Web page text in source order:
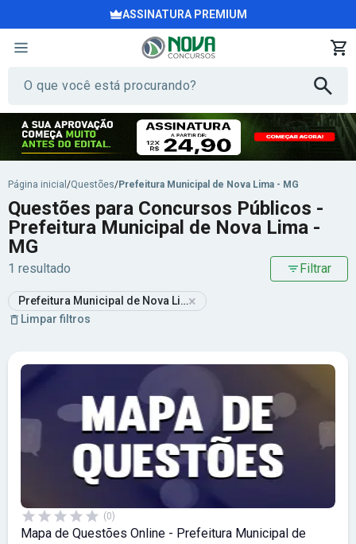
ASSINATURA PREMIUM
Página inicial /Questões/Prefeitura Municipal de Nova Lima - MG
Questões para Concursos Públicos -
Prefeitura Municipal de Nova Lima -
MG
1 resultado Filtrar
Prefeitura Municipal de Nova Lima - MG
×
Limpar filtros
(0)
Mapa de Questões Online - Prefeitura Municipal de